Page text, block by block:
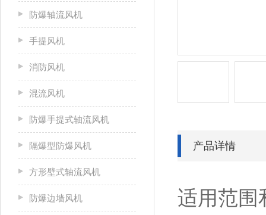
防爆轴流风机
手提风机
消防风机
混流风机
防爆手提式轴流风机
隔爆型防爆风机
方形壁式轴流风机
防爆边墙风机
产品详情
适用范围